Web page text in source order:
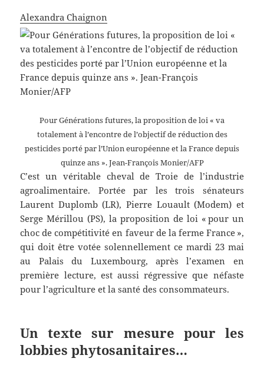
Alexandra Chaignon
Pour Générations futures, la proposition de loi « va
totalement à l’encontre de l’objectif de réduction des
pesticides porté par l’Union européenne et la France depuis
quinze ans ». Jean-François Monier/AFP
C’est un véritable cheval de Troie de l’industrie
agroalimentaire. Portée par les trois sénateurs
Laurent Duplomb (LR), Pierre Louault (Modem) et
Serge Mérillou (PS), la proposition de loi « pour un
choc de compétitivité en faveur de la ferme France »,
qui doit être votée ­solennellement ce mardi 23 mai
au Palais du Luxembourg, après l’examen en
première lecture, est aussi régressive que néfaste
pour l’agriculture et la santé des consommateurs.
Un texte sur mesure pour les
lobbies phytosanitaires…